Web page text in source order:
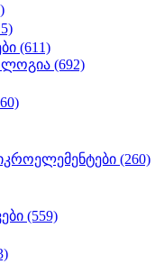
(611)
(692)
(260)
(559)